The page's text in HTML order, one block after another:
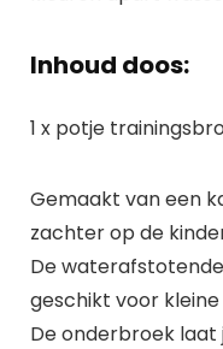
Inhoud doos:
1 x potje
Gemaakt van een
zachter op de
De
geschikt voor kleine
De onderbroek laat